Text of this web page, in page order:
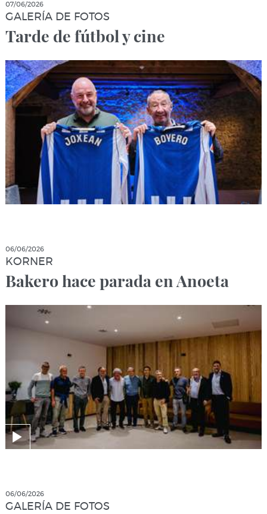
07/06/2026
GALERÍA DE FOTOS
Tarde de fútbol y cine
06/06/2026
KORNER
Bakero hace parada en Anoeta
06/06/2026
GALERÍA DE FOTOS